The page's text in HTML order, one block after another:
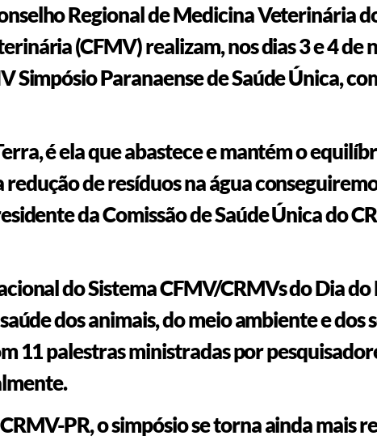
Regional de Medicina Veterinária
(CFMV) realizam, nos dias 3 e 4 de
Simpósio Paranaense de Saúde Única,
é ela que abastece e mantém o
de resíduos na água
da Comissão de Saúde Única do
do Sistema CFMV/CRMVs do Dia
dos animais, do meio ambiente e dos
11 palestras ministradas por
PR, o simpósio se torna ainda mais